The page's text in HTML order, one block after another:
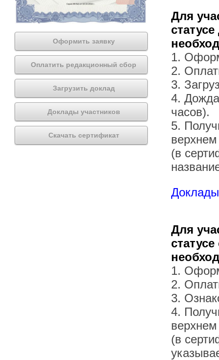
Оформить заявку
Оплатить редакционный сбор
Загрузить доклад
Доклады участников
Скачать сертификат
Для
1.
2.
3.
4.
часов).
5.
(в
Для
1.
2.
3.
4.
(в